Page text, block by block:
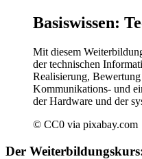
Basiswissen:
Mit diesem
der technischen
Realisierung,
Kommunikations- und
der Hardware und der
© CC0 via pixabay.com
Der